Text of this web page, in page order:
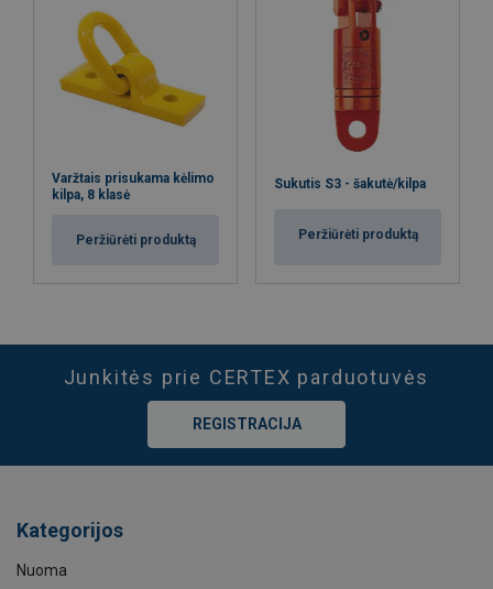
Varžtais prisukama kėlimo
kilpa, 8 klasė
Peržiūrėti produktą
Sukutis S3 - šakutė/kilpa
Peržiūrėti produktą
Junkitės prie CERTEX parduotuvės
REGISTRACIJA
Kategorijos
Nuoma